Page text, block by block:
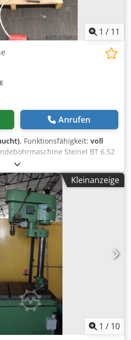
1 / 11
Anrufen
, Funktionsfähigkeit: voll
Steinel BT 6.52
Dkjdpfx Aezk Iyqjkpor + kleiner
Max. Gewindegröße : M 6
siehe Fotos) Die Maschine kann
Kleinanzeige
1 / 10